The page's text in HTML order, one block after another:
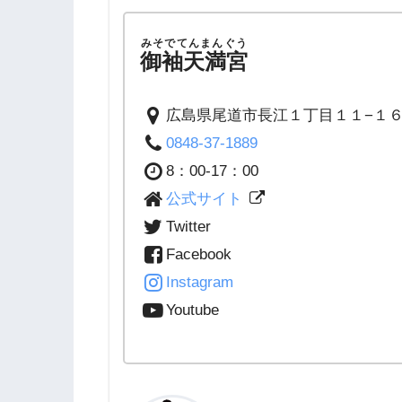
御袖天満宮
みそでてんまんぐう
広島県尾道市長江１丁目１１−１
0848-37-1889
8：00-17：00
公式サイト
Twitter
Facebook
Instagram
Youtube